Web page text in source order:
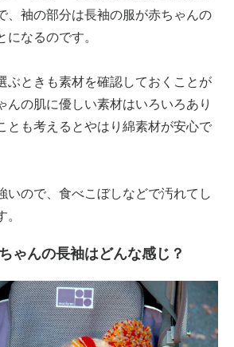
、袖の部分は長袖の服が赤ちゃんの
になるのです。
ぶときも素材を確認しておくことが
んの肌に優しい素材はいろいろあり
とも考えるとやはり綿素材が安心で
いので、食べこぼしなどで汚れてし
ゃんの長袖はどんな感じ？